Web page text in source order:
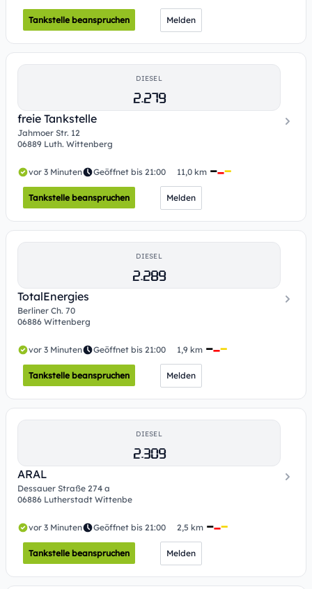
Tankstelle beanspruchen Melden
DIESEL
2.279
freie Tankstelle
Jahmoer Str. 12
06889 Luth. Wittenberg
vor 3 Minuten Geöffnet bis 21:00 11,0 km
Tankstelle beanspruchen Melden
DIESEL
2.289
TotalEnergies
Berliner Ch. 70
06886 Wittenberg
vor 3 Minuten Geöffnet bis 21:00 1,9 km
Tankstelle beanspruchen Melden
DIESEL
2.309
ARAL
Dessauer Straße 274 a
06886 Lutherstadt Wittenbe
vor 3 Minuten Geöffnet bis 21:00 2,5 km
Tankstelle beanspruchen Melden